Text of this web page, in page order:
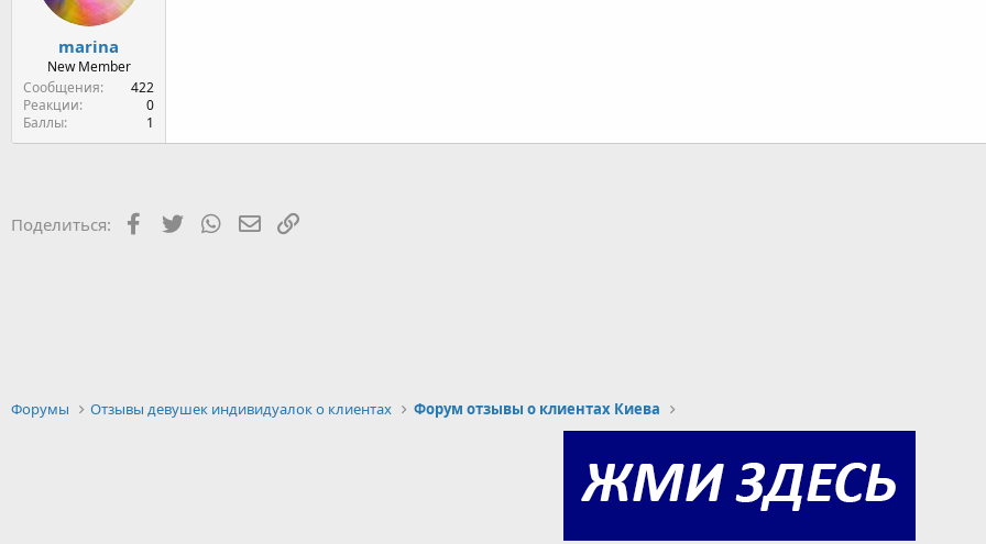
marina
New Member
Сообщения
422
Реакции
0
Баллы
1
Поделиться: Facebook
TwitterWhatsAppЭлектронная почта
Ссылка
Форумы Отзывы девушек индивидуалок о клиентах Форум отзывы о клиентах Киева